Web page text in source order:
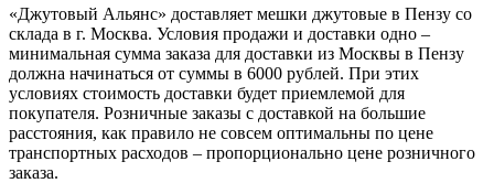
«Джутовый Альянс» доставляет мешки джутовые в Пензу со
склада в г. Москва. Условия продажи и доставки одно –
минимальная сумма заказа для доставки из Москвы в Пензу
должна начинаться от суммы в 6000 рублей. При этих
условиях стоимость доставки будет приемлемой для
покупателя. Розничные заказы с доставкой на большие
расстояния, как правило не совсем оптимальны по цене
транспортных расходов – пропорционально цене розничного
заказа.